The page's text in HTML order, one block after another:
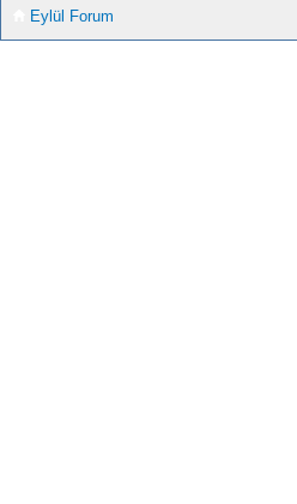
Eylül Forum